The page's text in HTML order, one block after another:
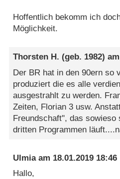
Hoffentlich bekomm ich
Möglichkeit.
Thorsten H. (geb. 1982)
Der BR hat in den 90ern so
produziert die es alle
ausgestrahlt zu werden.
Zeiten, Florian 3 usw.
Freundschaft", das sowieso
dritten Programmen
Ulmiaam 18.01.2019 18:46
Hallo,